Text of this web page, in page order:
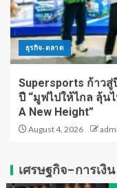
ธุรกิจ-ตลาด
Supersports ก้าวสู่
ปี “มูฟไปให้ไกล ลุ้น
A New Height”
August 4, 2026
เศรษฐกิจ-การเงิน